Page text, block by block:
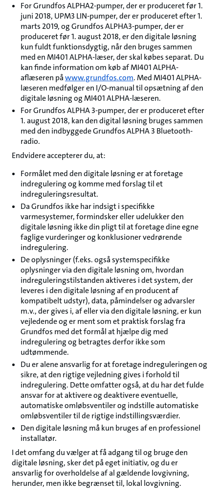
For Grundfos ALPHA2-pumper, der er produceret før 1.
juni 2018, UPM3 LIN-pumper, der er produceret efter 1.
marts 2019, og Grundfos ALPHA3-pumper, der er
produceret før 1. august 2018, er den digitale løsning
kun fuldt funktionsdygtig, når den bruges sammen
med en MI401 ALPHA-læser, der skal købes separat. Du
kan finde information om køb af MI401 ALPHA-
aflæseren påwww.grundfos.com. Med MI401 ALPHA-
læseren medfølger en I/O-manual til opsætning af den
digitale løsning og MI401 ALPHA-læseren.
For Grundfos ALPHA 3-pumper, der er produceret efter
1. august 2018, kan den digital løsning bruges sammen
med den indbyggede Grundfos ALPHA 3 Bluetooth-
radio.
Endvidere accepterer du, at:
Formålet med den digitale løsning er at foretage
indregulering og komme med forslag til et
indreguleringsresultat.
Da Grundfos ikke har indsigt i specifikke
varmesystemer, formindsker eller udelukker den
digitale løsning ikke din pligt til at foretage dine egne
faglige vurderinger og konklusioner vedrørende
indregulering.
De oplysninger (f.eks. også systemspecifikke
oplysninger via den digitale løsning om, hvordan
indreguleringstilstanden aktiveres i det system, der
leveres i den digitale løsning af en producent af
kompatibelt udstyr), data, påmindelser og advarsler
m.v., der gives i, af eller via den digitale løsning, er kun
vejledende og er ment som et praktisk forslag fra
Grundfos med det formål at hjælpe dig med
indregulering og betragtes derfor ikke som
udtømmende.
Du er alene ansvarlig for at foretage indreguleringen og
sikre, at den rigtige vejledning gives i forhold til
indregulering. Dette omfatter også, at du har det fulde
ansvar for at aktivere og deaktivere eventuelle,
automatiske omløbsventiler og indstille automatiske
omløbsventiler til de rigtige indstillingsværdier.
Den digitale løsning må kun bruges af en professionel
installatør.
I det omfang du vælger at få adgang til og bruge den
digitale løsning, sker det på eget initiativ, og du er
ansvarlig for overholdelse af al gældende lovgivning,
herunder, men ikke begrænset til, lokal lovgivning.